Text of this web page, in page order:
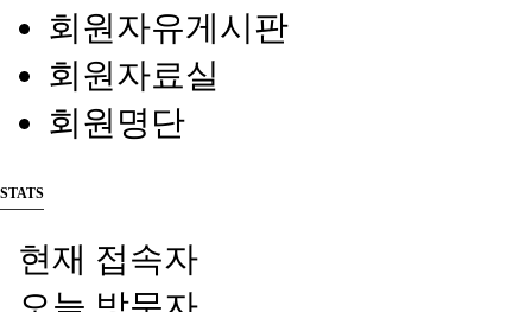
회원자유게시판
회원자료실
회원명단
STATS
현재 접속자